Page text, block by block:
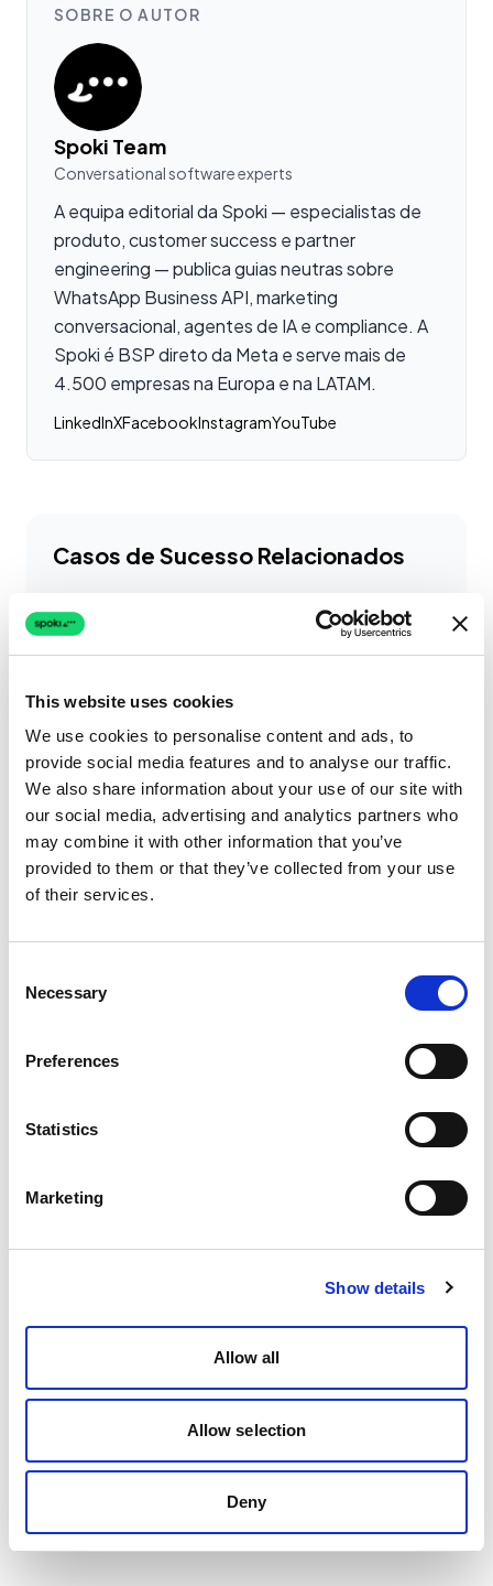
This website uses cookies
We use cookies to personalise content and ads, to
provide social media features and to analyse our traffic.
We also share information about your use of our site with
our social media, advertising and analytics partners who
may combine it with other information that you’ve
provided to them or that they’ve collected from your use
of their services.
Selection
Necessary
Preferences
Statistics
Marketing
Show details
Allow all
Allow selection
Deny
SOBRE O AUTOR
Spoki Team
Conversational software experts
A equipa editorial da Spoki — especialistas de
produto, customer success e partner
engineering — publica guias neutras sobre
WhatsApp Business API, marketing
conversacional, agentes de IA e compliance. A
Spoki é BSP direto da Meta e serve mais de
4.500 empresas na Europa e na LATAM.
LinkedInXFacebookInstagramYouTube
Casos de Sucesso Relacionados
Como a UVEMA melhorou
a continuidade do serviço
Ler mais